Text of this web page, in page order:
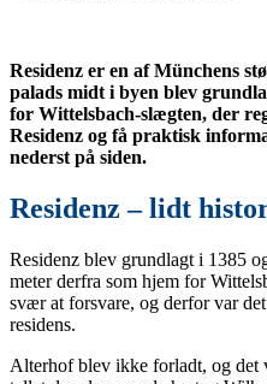
Residenz er en af Münchens
palads midt i byen blev
for Wittelsbach-slægten, der
Residenz og få praktisk
nederst på siden.
Residenz – lidt
Residenz blev grundlagt i 1385
meter derfra som hjem for
svær at forsvare, og derfor var
residens.
Alterhof blev ikke forladt, og det